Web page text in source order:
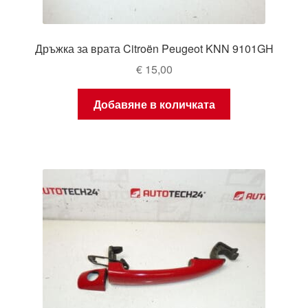
Дръжка за врата Citroën Peugeot KNN 9101GH
€15,00
Добавяне в количката